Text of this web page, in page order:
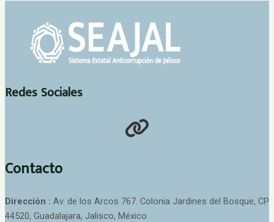
Redes Sociales
Contacto
Dirección : Av. de los Arcos 767. Colonia Jardines del Bosque, CP
44520, Guadalajara, Jalisco, México